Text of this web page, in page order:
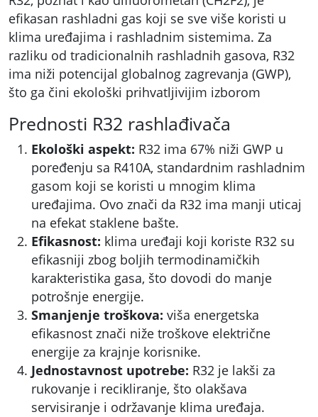
efikasan rashladni gas koji se sve više koristi u
klima uređajima i rashladnim sistemima. Za
razliku od tradicionalnih rashladnih gasova, R32
ima niži potencijal globalnog zagrevanja (GWP),
što ga čini ekološki prihvatljivijim izborom
Prednosti R32 rashlađivača
Ekološki aspekt: R32 ima 67% niži GWP u
poređenju sa R410A, standardnim rashladnim
gasom koji se koristi u mnogim klima
uređajima. Ovo znači da R32 ima manji uticaj
na efekat staklene bašte.
Efikasnost: klima uređaji koji koriste R32 su
efikasniji zbog boljih termodinamičkih
karakteristika gasa, što dovodi do manje
potrošnje energije.
Smanjenje troškova: viša energetska
efikasnost znači niže troškove električne
energije za krajnje korisnike.
Jednostavnost upotrebe: R32 je lakši za
rukovanje i recikliranje, što olakšava
servisiranje i održavanje klima uređaja.